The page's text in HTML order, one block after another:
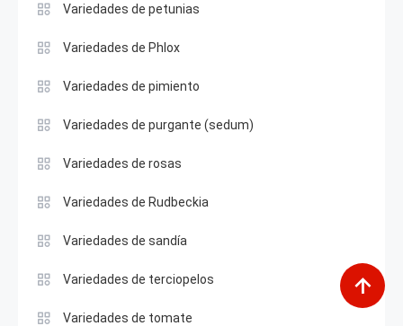
Variedades de petunias
Variedades de Phlox
Variedades de pimiento
Variedades de purgante (sedum)
Variedades de rosas
Variedades de Rudbeckia
Variedades de sandía
Variedades de terciopelos
Variedades de tomate